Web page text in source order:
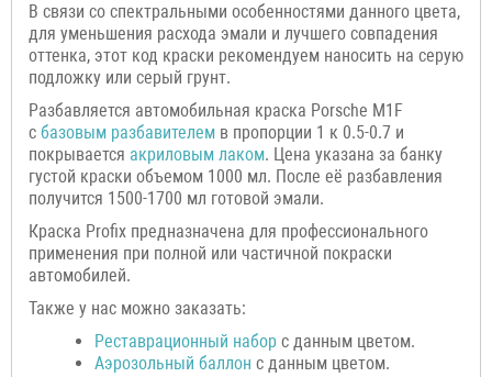
В связи со спектральными особенностями данного цвета,
для уменьшения расхода эмали и лучшего совпадения
оттенка, этот код краски рекомендуем наносить на серую
подложку или серый грунт.
Разбавляется автомобильная краска Porsche M1F
с базовым разбавителем в пропорции 1 к 0.5-0.7 и
покрывается акриловым лаком. Цена указана за банку
густой краски объемом 1000 мл. После её разбавления
получится 1500-1700 мл готовой эмали.
Краска Profix предназначена для профессионального
применения при полной или частичной покраски
автомобилей.
Также у нас можно заказать:
Реставрационный набор с данным цветом.
Аэрозольный баллон с данным цветом.